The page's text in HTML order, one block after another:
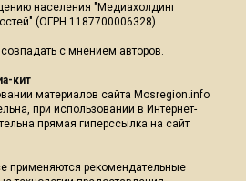
населения "Медиахолдинг
(ОГРН 1187700006328).
с мнением авторов.
кит
материалов сайта Mosregion.info
при использовании в Интернет-
прямая гиперссылка на сайт
применяются рекомендательные